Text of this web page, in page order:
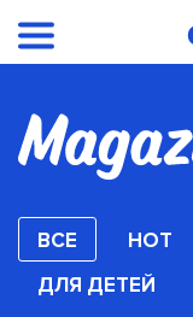
ВСЕ HOT
ДЛЯ ДЕТЕЙ